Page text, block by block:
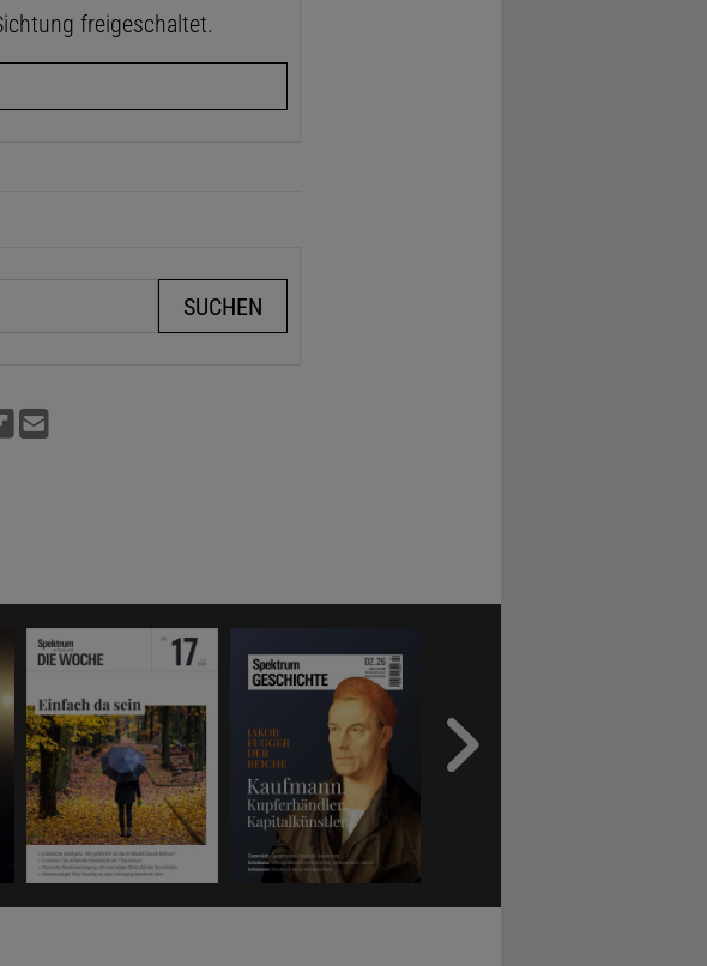
freigeschaltet.